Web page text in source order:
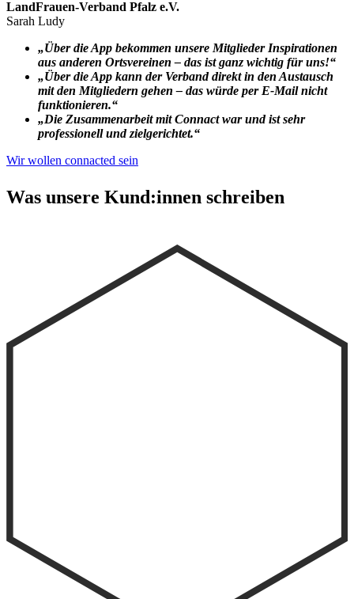
LandFrauen-Verband Pfalz e.V.
Sarah Ludy
„Über die App bekommen unsere Mitglieder Inspirationen
aus anderen Ortsvereinen – das ist ganz wichtig für uns!“
„Über die App kann der Verband direkt in den Austausch
mit den Mitgliedern gehen – das würde per E-Mail nicht
funktionieren.“
„Die Zusammenarbeit mit Connact war und ist sehr
professionell und zielgerichtet.“
Wir wollen connacted sein
Was unsere Kund:innen schreiben